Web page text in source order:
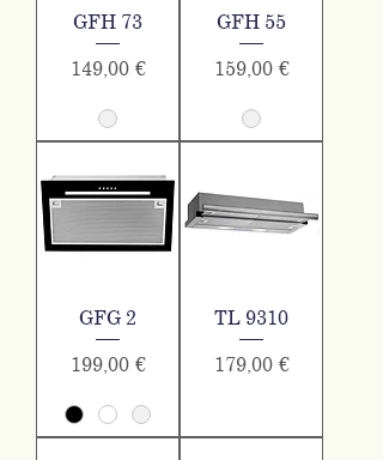
GFH 73
Τιμή
149,00 €
GFH 55
Τιμή
159,00 €
GFG 2
Τιμή
199,00 €
TL 9310
Τιμή
179,00 €